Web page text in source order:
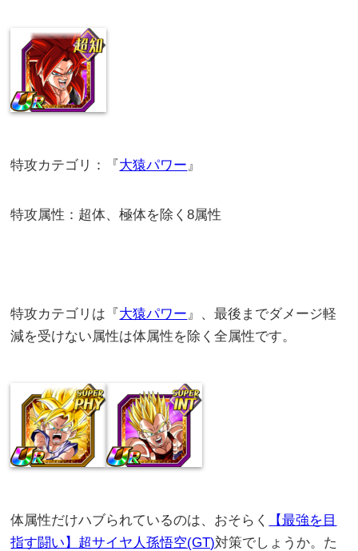
特攻カテゴリ：『大猿パワー 』
特攻属性：超体、極体を除く8属性
特攻カテゴリは『大猿パワー 』、最後までダメージ軽
減を受けない属性は体属性を除く全属性です。
体属性だけハブられているのは、おそらく
【最強を目
指す闘い】超サイヤ人孫悟空(GT)対策でしょうか。た